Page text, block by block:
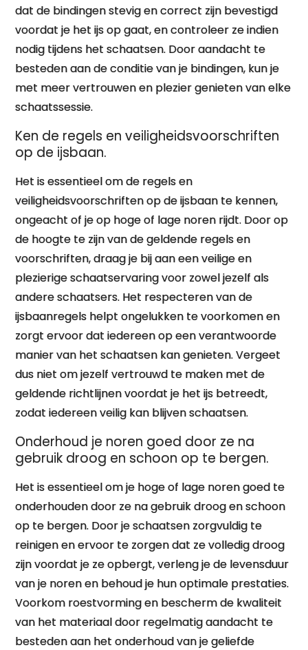
dat de bindingen stevig en correct zijn bevestigd
voordat je het ijs op gaat, en controleer ze indien
nodig tijdens het schaatsen. Door aandacht te
besteden aan de conditie van je bindingen, kun je
met meer vertrouwen en plezier genieten van elke
schaatssessie.
Ken de regels en veiligheidsvoorschriften
op de ijsbaan.
Het is essentieel om de regels en
veiligheidsvoorschriften op de ijsbaan te kennen,
ongeacht of je op hoge of lage noren rijdt. Door op
de hoogte te zijn van de geldende regels en
voorschriften, draag je bij aan een veilige en
plezierige schaatservaring voor zowel jezelf als
andere schaatsers. Het respecteren van de
ijsbaanregels helpt ongelukken te voorkomen en
zorgt ervoor dat iedereen op een verantwoorde
manier van het schaatsen kan genieten. Vergeet
dus niet om jezelf vertrouwd te maken met de
geldende richtlijnen voordat je het ijs betreedt,
zodat iedereen veilig kan blijven schaatsen.
Onderhoud je noren goed door ze na
gebruik droog en schoon op te bergen.
Het is essentieel om je hoge of lage noren goed te
onderhouden door ze na gebruik droog en schoon
op te bergen. Door je schaatsen zorgvuldig te
reinigen en ervoor te zorgen dat ze volledig droog
zijn voordat je ze opbergt, verleng je de levensduur
van je noren en behoud je hun optimale prestaties.
Voorkom roestvorming en bescherm de kwaliteit
van het materiaal door regelmatig aandacht te
besteden aan het onderhoud van je geliefde